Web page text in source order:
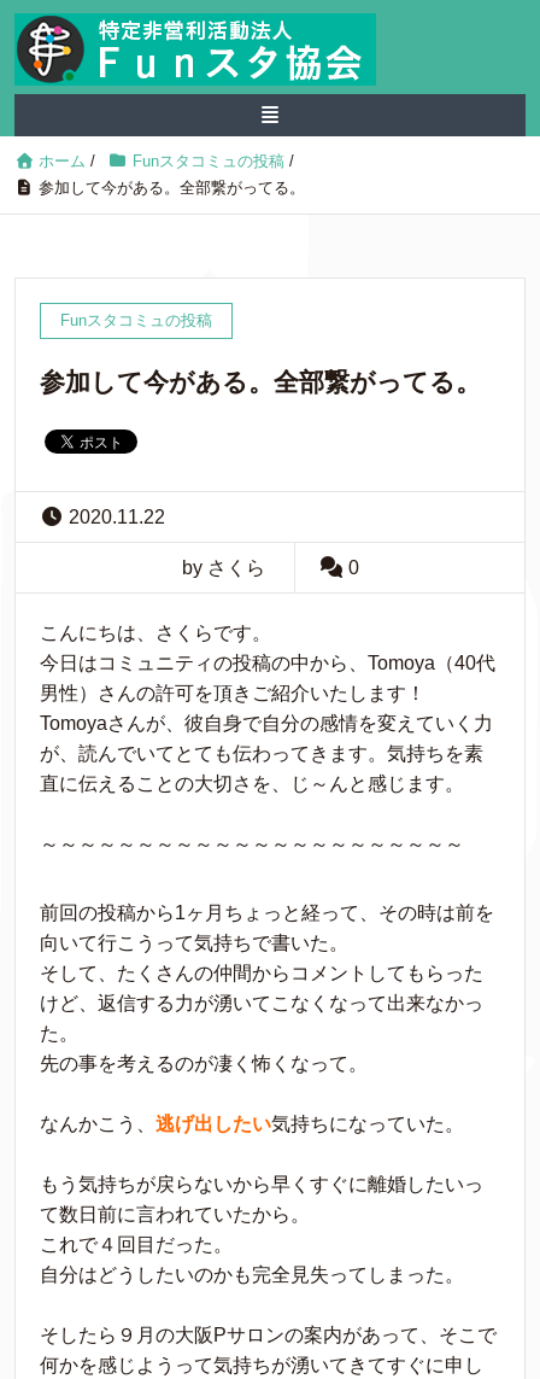
ホーム / Funスタコミュの投稿/
参加して今がある。全部繋がってる。
Funスタコミュの投稿
参加して今がある。全部繋がってる。
2020.11.22
by さくら 0
こんにちは、さくらです。
今日はコミュニティの投稿の中から、Tomoya（40代
男性）さんの許可を頂きご紹介いたします！
Tomoyaさんが、彼自身で自分の感情を変えていく力
が、読んでいてとても伝わってきます。気持ちを素
直に伝えることの大切さを、じ～んと感じます。
～～～～～～～～～～～～～～～～～～～～～～
前回の投稿から1ヶ月ちょっと経って、その時は前を
向いて行こうって気持ちで書いた。
そして、たくさんの仲間からコメントしてもらった
けど、返信する力が湧いてこなくなって出来なかっ
た。
先の事を考えるのが凄く怖くなって。
なんかこう、 逃げ出したい気持ちになっていた。
もう気持ちが戻らないから早くすぐに離婚したいっ
て数日前に言われていたから。
これで４回目だった。
自分はどうしたいのかも完全見失ってしまった。
そしたら９月の大阪Pサロンの案内があって、そこで
何かを感じようって気持ちが湧いてきてすぐに申し